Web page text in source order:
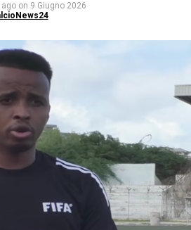
on 9 Giugno 2026